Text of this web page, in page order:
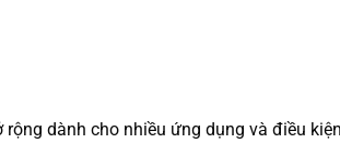
dành cho nhiều ứng dụng và điều